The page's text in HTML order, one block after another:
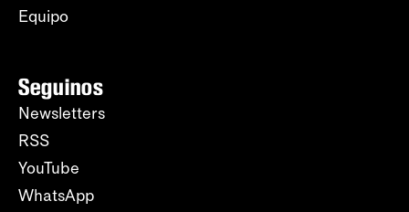
Equipo
Seguinos
Newsletters
RSS
YouTube
WhatsApp